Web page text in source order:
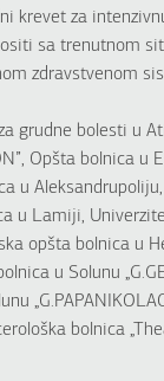
krevet za
sa trenutnom
zdravstvenom
grudne bolesti u
Opšta bolnica u
u
u Lamiji,
opšta bolnica u
u Solunu
bolnica